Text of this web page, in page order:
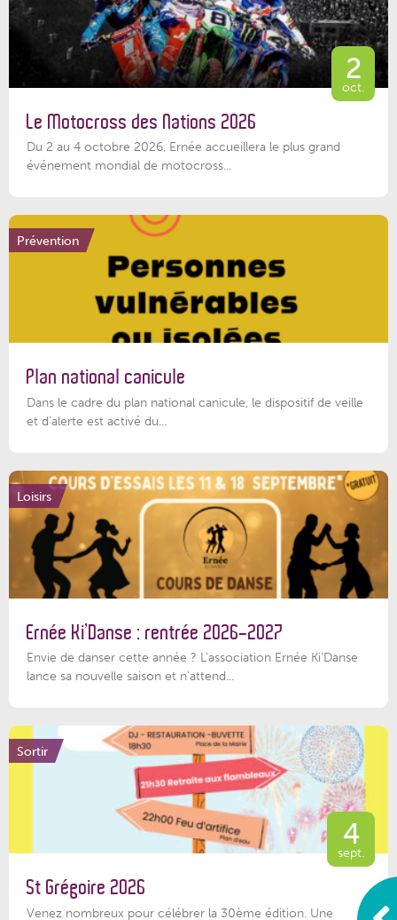
2
oct.
Le Motocross des Nations 2026
Du 2 au 4 octobre 2026, Ernée accueillera le plus grand
événement mondial de motocross...
Prévention
Plan national canicule
Dans le cadre du plan national canicule, le dispositif de veille
et d’alerte est activé du...
Loisirs
Ernée Ki’Danse : rentrée 2026-2027
Envie de danser cette année ? L'association Ernée Ki'Danse
lance sa nouvelle saison et n'attend...
Sortir
4
sept.
St Grégoire 2026
Venez nombreux pour célébrer la 30ème édition. Une